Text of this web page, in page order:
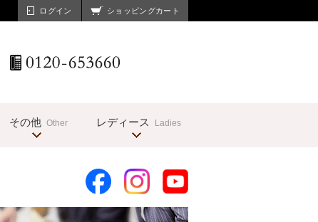
ログイン ショッピングカート
その他 Other レディース Ladies